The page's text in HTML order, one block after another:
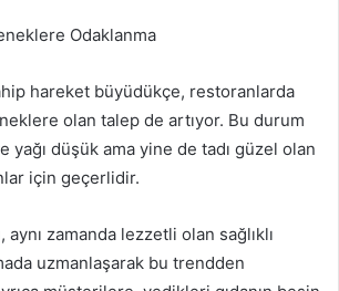
Odaklanma
hareket büyüdükçe, restoranlarda
olan talep de artıyor. Bu durum
yağı düşük ama yine de tadı güzel olan
için geçerlidir.
aynı zamanda lezzetli olan sağlıklı
uzmanlaşarak bu trendden